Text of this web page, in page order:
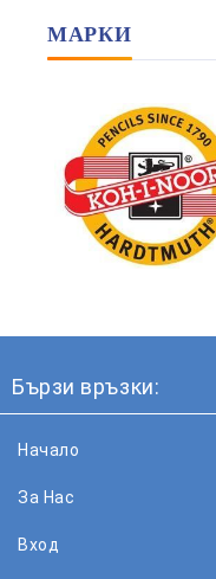
МАРКИ
Бързи връзки:
Начало
За Нас
Вход